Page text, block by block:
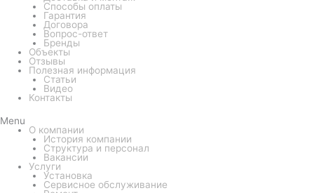
Способы оплаты
Гарантия
Договора
Вопрос-ответ
Бренды
Объекты
Отзывы
Полезная информация
Статьи
Видео
Контакты
Menu
О компании
История компании
Структура и персонал
Вакансии
Услуги
Установка
Сервисное обслуживание